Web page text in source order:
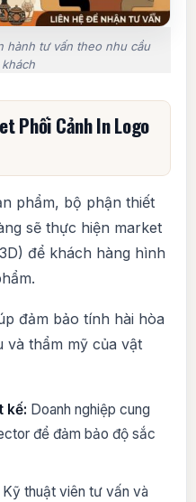
hành tư vấn theo nhu cầu
Phối Cảnh In Logo
phẩm, bộ phận thiết
sẽ thực hiện market
để khách hàng hình
đảm bảo tính hài hòa
và thẩm mỹ của vật
kế: Doanh nghiệp cung
để đảm bảo độ sắc
Kỹ thuật viên tư vấn và